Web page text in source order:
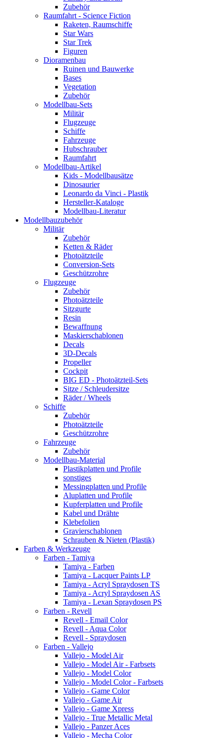
Zubehör
Raumfahrt - Science Fiction
Raketen, Raumschiffe
Star Wars
Star Trek
Figuren
Dioramenbau
Ruinen und Bauwerke
Bases
Vegetation
Zubehör
Modellbau-Sets
Militär
Flugzeuge
Schiffe
Fahrzeuge
Hubschrauber
Raumfahrt
Modellbau-Artikel
Kids - Modellbausätze
Dinosaurier
Leonardo da Vinci - Plastik
Hersteller-Kataloge
Modellbau-Literatur
Modellbauzubehör
Militär
Zubehör
Ketten & Räder
Photoätzteile
Conversion-Sets
Geschützrohre
Flugzeuge
Zubehör
Photoätzteile
Sitzgurte
Resin
Bewaffnung
Maskierschablonen
Decals
3D-Decals
Propeller
Cockpit
BIG ED - Photoätzteil-Sets
Sitze / Schleudersitze
Räder / Wheels
Schiffe
Zubehör
Photoätzteile
Geschützrohre
Fahrzeuge
Zubehör
Modellbau-Material
Plastikplatten und Profile
sonstiges
Messingplatten und Profile
Aluplatten und Profile
Kupferplatten und Profile
Kabel und Drähte
Klebefolien
Gravierschablonen
Schrauben & Nieten (Plastik)
Farben & Werkzeuge
Farben - Tamiya
Tamiya - Farben
Tamiya - Lacquer Paints LP
Tamiya - Acryl Spraydosen TS
Tamiya - Acryl Spraydosen AS
Tamiya - Lexan Spraydosen PS
Farben - Revell
Revell - Email Color
Revell - Aqua Color
Revell - Spraydosen
Farben - Vallejo
Vallejo - Model Air
Vallejo - Model Air - Farbsets
Vallejo - Model Color
Vallejo - Model Color - Farbsets
Vallejo - Game Color
Vallejo - Game Air
Vallejo - Game Xpress
Vallejo - True Metallic Metal
Vallejo - Panzer Aces
Vallejo - Mecha Color